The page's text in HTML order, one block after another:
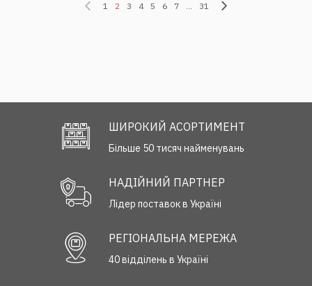
1 2 3 4 5 6 7 ... 31
ШИРОКИЙ АСОРТИМЕНТ
Більше 50 тисяч найменувань
НАДІЙНИЙ ПАРТНЕР
Лідер поставок в Україні
РЕГІОНАЛЬНА МЕРЕЖА
40 відділень в Україні